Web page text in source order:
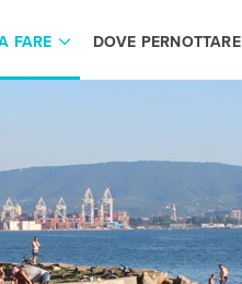
FARE DOVE PERNOTTARE